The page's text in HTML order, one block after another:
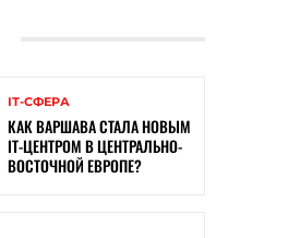
ІТ-СФЕРА
КАК ВАРШАВА СТАЛА НОВЫМ
IT-ЦЕНТРОМ В ЦЕНТРАЛЬНО-
ВОСТОЧНОЙ ЕВРОПЕ?